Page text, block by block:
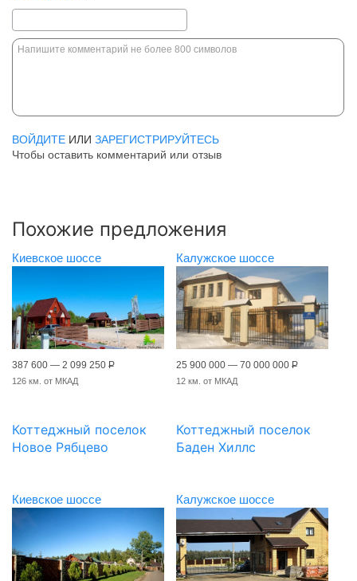
ВОЙДИТЕ ИЛИ ЗАРЕГИСТРИРУЙТЕСЬ
Чтобы оставить комментарий или отзыв
Похожие предложения
Киевское шоссе
387 600 — 2 099 250 Р
126 км. от МКАД
Коттеджный поселок
Новое Рябцево
Калужское шоссе
25 900 000 — 70 000 000 Р
12 км. от МКАД
Коттеджный поселок
Баден Хиллс
Киевское шоссе Калужское шоссе